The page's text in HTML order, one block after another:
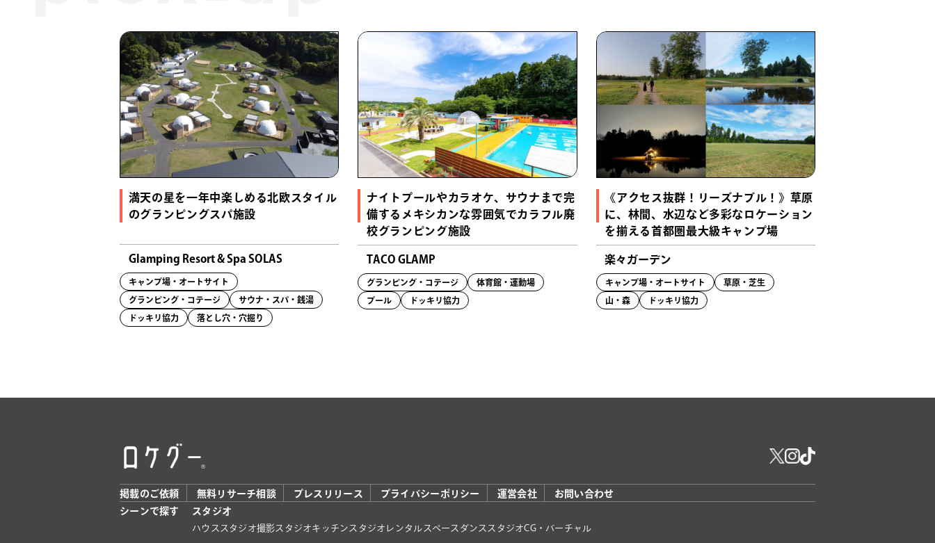
満天の星を一年中楽しめる北欧スタイル
のグランピングスパ施設
Glamping Resort & Spa SOLAS
キャンプ場・オートサイト
グランピング・コテージ サウナ・スパ・銭湯
ドッキリ協力 落とし穴・穴掘り
ナイトプールやカラオケ、サウナまで完
備するメキシカンな雰囲気でカラフル廃
校グランピング施設
TACO GLAMP
グランピング・コテージ 体育館・運動場
プール ドッキリ協力
《アクセス抜群！リーズナブル！》草原
に、林間、水辺など多彩なロケーション
を揃える首都圏最大級キャンプ場
楽々ガーデン
キャンプ場・オートサイト 草原・芝生
山・森 ドッキリ協力
掲載のご依頼 無料リサーチ相談 プレスリリース プライバシーポリシー 運営会社
お問い合わせ
シーンで探す
スタジオ
ハウススタジオ撮影スタジオキッチンスタジオ レンタルスペース ダンススタジオCG・バーチャル